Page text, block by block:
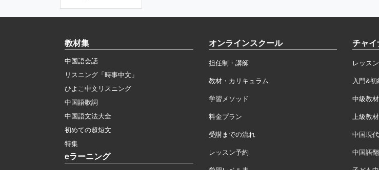
教材集
中国語会話
リスニング「時事中文」
ひよこ中文リスニング
中国語歌詞
中国語文法大全
初めての超短文
特集
eラーニング
オンラインスクール
担任制・講師
教材・カリキュラム
学習メソッド
料金プラン
受講までの流れ
レッスン予約
チャイ
レッス
入門&初
中級教材
上級教材
中国現
中国語